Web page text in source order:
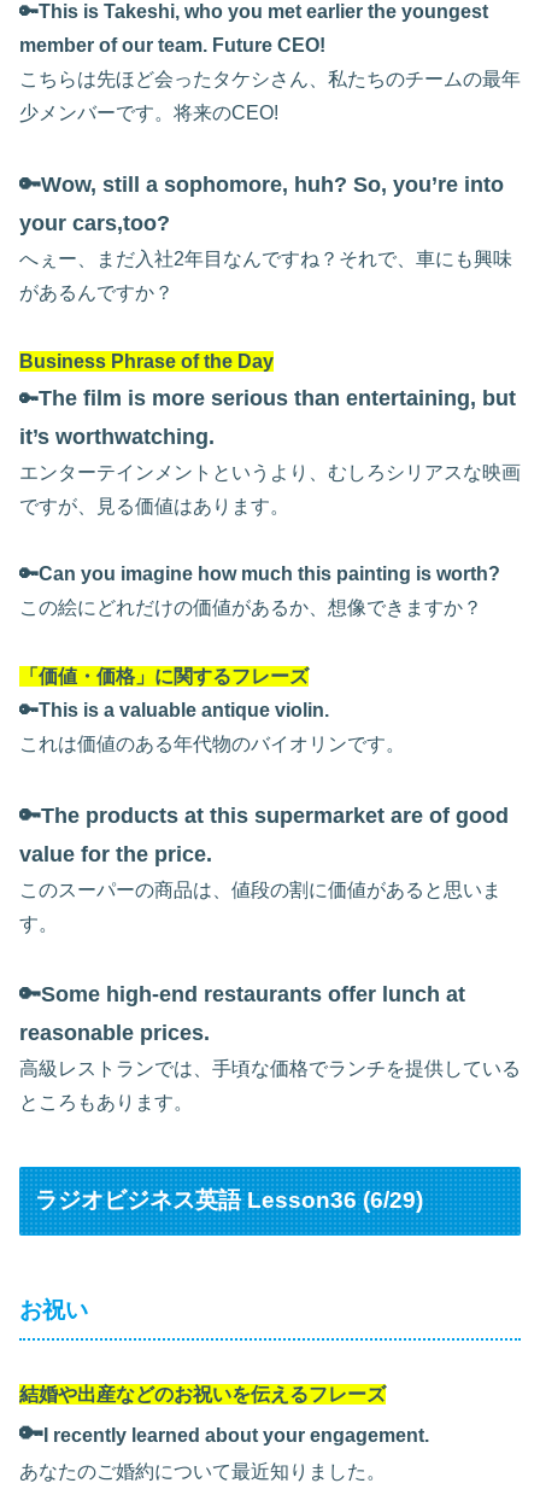
🔑This is Takeshi, who you met earlier the youngest
member of our team. Future CEO!
こちらは先ほど会ったタケシさん、私たちのチームの最年
少メンバーです。将来のCEO!
🔑Wow, still a sophomore, huh? So, you’re into
your cars,too?
へぇー、まだ入社2年目なんですね？それで、車にも興味
があるんですか？
Business Phrase of the Day
🔑The film is more serious than entertaining, but
it’s worthwatching.
エンターテインメントというより、むしろシリアスな映画
ですが、見る価値はあります。
🔑Can you imagine how much this painting is worth?
この絵にどれだけの価値があるか、想像できますか？
「価値・価格」に関するフレーズ
🔑This is a valuable antique violin.
これは価値のある年代物のバイオリンです。
🔑The products at this supermarket are of good
value for the price.
このスーパーの商品は、値段の割に価値があると思いま
す。
🔑Some high-end restaurants offer lunch at
reasonable prices.
高級レストランでは、手頃な価格でランチを提供している
ところもあります。
ラジオビジネス英語 Lesson36 (6/29)
お祝い
結婚や出産などのお祝いを伝えるフレーズ
🔑 I recently learned about your engagement.
あなたのご婚約について最近知りました。